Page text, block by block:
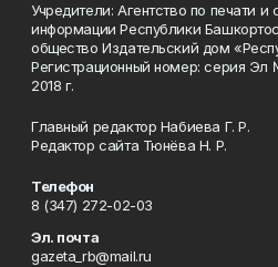
Учредители: Агентство по печати
информации Республики
общество Издательский дом
Регистрационный номер: серия
2018 г.
Главный редактор Набиева Г. Р.
Редактор сайта Тюнёва Н. Р.
Телефон
8 (347) 272-02-03
Эл. почта
gazeta_rb@mail.ru